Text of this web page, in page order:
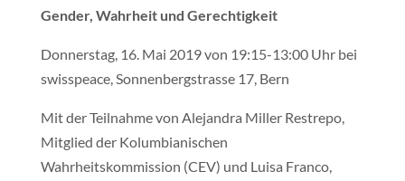
Gender, Wahrheit und Gerechtigkeit
Donnerstag, 16. Mai 2019 von 19:15-13:00 Uhr bei
swisspeace, Sonnenbergstrasse 17, Bern
Mit der Teilnahme von Alejandra Miller Restrepo,
Mitglied der Kolumbianischen
Wahrheitskommission (CEV) und Luisa Franco,